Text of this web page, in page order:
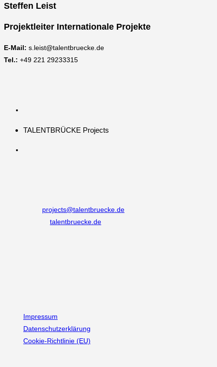
Steffen Leist
Projektleiter Internationale Projekte
E-Mail: s.leist@talentbruecke.de
Tel.: +49 221 29233315
TALENTBRÜCKE Projects
projects@talentbruecke.de
talentbruecke.de
Impressum
Datenschutzerklärung
Cookie-Richtlinie (EU)